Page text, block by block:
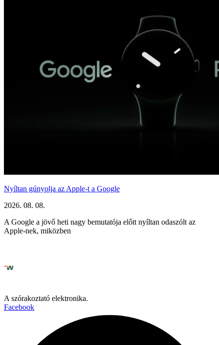
Nyíltan gúnyolja az Apple-t a Google
2026. 08. 08.
A Google a jövő heti nagy bemutatója előtt nyíltan odaszólt az
Apple-nek, miközben
A szórakoztató elektronika.
Facebook